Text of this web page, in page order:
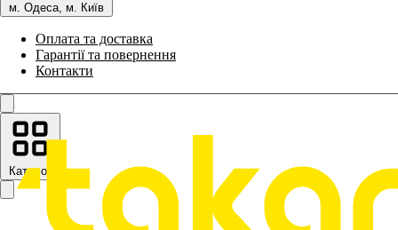
м. Одеса, м. Київ
Оплата та доставка
Гарантії та повернення
Контакти
Каталог